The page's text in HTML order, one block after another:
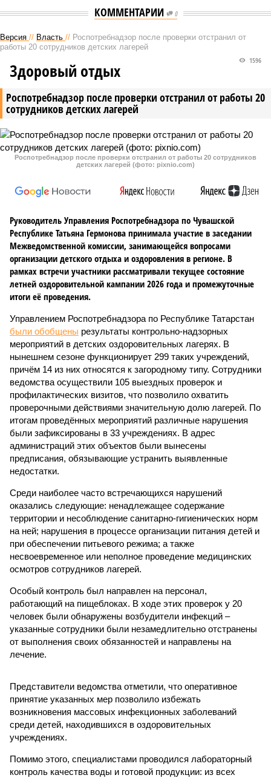
КОММЕНТАРИИ 0
Версия // Власть // Роспотребнадзор после проверки отстранил от
работы 20 сотрудников детских лагерей
Роспотребнадзор после проверки отстранил от работы 20
сотрудников детских лагерей
1596
Здоровый отдых
Роспотребнадзор после проверки отстранил от работы 20 сотрудников
детских лагерей (фото: pixnio.com)
Руководитель Управления Роспотребнадзора по Чувашской
Республике Татьяна Гермонова принимала участие в заседании
Межведомственной комиссии, занимающейся вопросами
организации детского отдыха и оздоровления в регионе. В
рамках встречи участники рассматривали текущее состояние
летней оздоровительной кампании 2026 года и промежуточные
итоги её проведения.
Управлением Роспотребнадзора по Республике Татарстан
были обобщены результаты контрольно-надзорных
мероприятий в детских оздоровительных лагерях. В
нынешнем сезоне функционирует 299 таких учреждений,
причём 14 из них относятся к загородному типу. Сотрудники
ведомства осуществили 105 выездных проверок и
профилактических визитов, что позволило охватить
проверочными действиями значительную долю лагерей. По
итогам проведённых мероприятий различные нарушения
были зафиксированы в 33 учреждениях. В адрес
администраций этих объектов были вынесены
предписания, обязывающие устранить выявленные
недостатки.
Среди наиболее часто встречающихся нарушений
оказались следующие: ненадлежащее содержание
территории и несоблюдение санитарно-гигиенических норм
на ней; нарушения в процессе организации питания детей и
при обеспечении питьевого режима; а также
несвоевременное или неполное проведение медицинских
осмотров сотрудников лагерей.
Особый контроль был направлен на персонал,
работающий на пищеблоках. В ходе этих проверок у 20
человек были обнаружены возбудители инфекций –
указанные сотрудники были незамедлительно отстранены
от выполнения своих обязанностей и направлены на
лечение.
Представители ведомства отметили, что оперативное
принятие указанных мер позволило избежать
возникновения массовых инфекционных заболеваний
среди детей, находившихся в оздоровительных
учреждениях.
Помимо этого, специалистами проводился лабораторный
контроль качества воды и готовой продукции: из всех